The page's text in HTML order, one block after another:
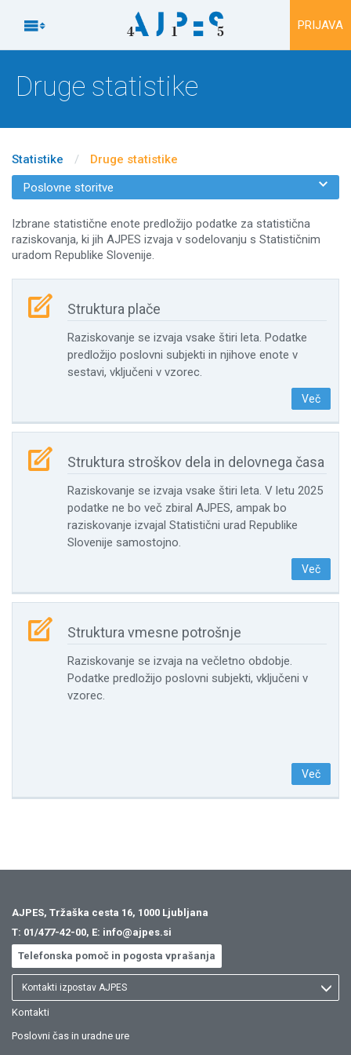
Na vsebino
 PRIJAVA
Druge statistike
Statistike /
Druge statistike
Poslovne storitve

Izbrane statistične enote predložijo podatke za statistična
raziskovanja, ki jih AJPES izvaja v sodelovanju s Statističnim
uradom Republike Slovenije.
 Struktura plače
Raziskovanje se izvaja vsake štiri leta. Podatke
predložijo poslovni subjekti in njihove enote v
sestavi, vključeni v vzorec.
Več
 Struktura stroškov dela in delovnega časa
Raziskovanje se izvaja vsake štiri leta. V letu 2025
podatke ne bo več zbiral AJPES, ampak bo
raziskovanje izvajal Statistični urad Republike
Slovenije samostojno.
Več
 Struktura vmesne potrošnje
Raziskovanje se izvaja na večletno obdobje.
Podatke predložijo poslovni subjekti, vključeni v
vzorec.
Več
AJPES, Tržaška cesta 16, 1000 Ljubljana
T: 01/477-42-00, E: info@ajpes.si
Telefonska pomoč in pogosta vprašanja
Kontakti izpostav AJPES
Kontakti
Poslovni čas in uradne ure